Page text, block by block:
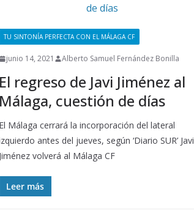
TU SINTONÍA PERFECTA CON EL MÁLAGA CF
junio 14, 2021 Alberto Samuel Fernández Bonilla
El regreso de Javi Jiménez al
Málaga, cuestión de días
El Málaga cerrará la incorporación del lateral
antes del jueves, según ‘Diario SUR’ Javi
Jiménez volverá al Málaga CF
Leer más